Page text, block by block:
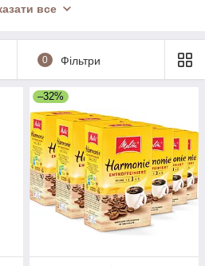
максимальний аромат та
все
0 Фільтри
–32%